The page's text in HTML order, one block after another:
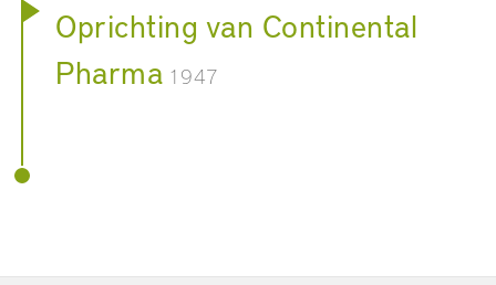
Oprichting van Continental
Pharma 1947